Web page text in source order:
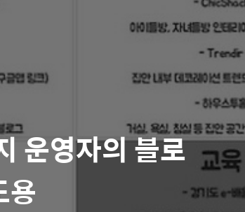
운영자의 블로
용